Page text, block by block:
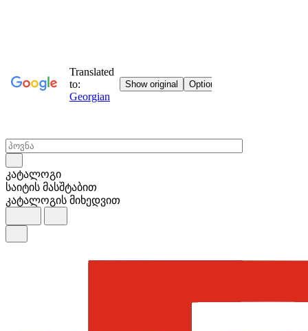
კატალოგი
საიტის მასშტაბით
კატალოგის მიხედვით